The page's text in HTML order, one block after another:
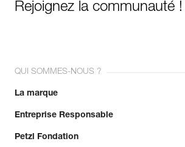
Rejoignez la communauté !
QUI SOMMES-NOUS ?
La marque
Entreprise Responsable
Petzl Fondation